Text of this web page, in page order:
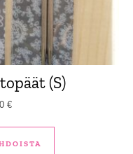
(S)
€Hintaluokka: 11,90 € - 13,90 €
Tällä tuotteella